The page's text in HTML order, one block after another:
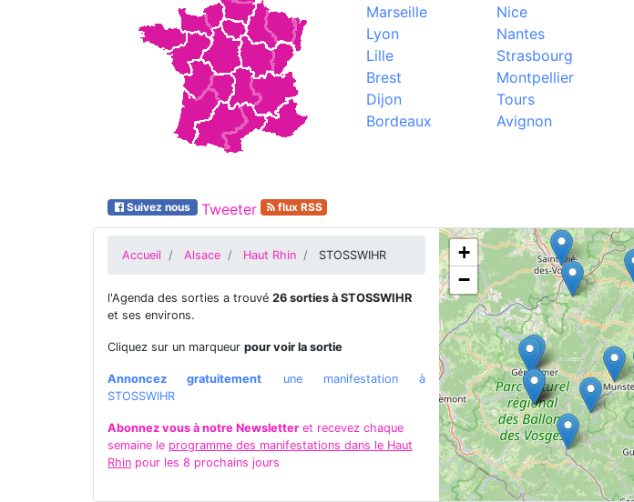
Marseille
Lyon
Lille
Brest
Dijon
Bordeaux
Nice
Nantes
Strasbourg
Montpellier
Tours
Avignon
Suivez nous Tweeter flux RSS
Accueil Alsace Haut Rhin STOSSWIHR
l'Agenda des sorties a trouvé 26 sorties à STOSSWIHR
et ses environs.
Cliquez sur un marqueur pour voir la sortie
Annoncez gratuitement une manifestation à
STOSSWIHR
Abonnez vous à notre Newsletter et recevez chaque
semaine le programme des manifestations dans le Haut
Rhin pour les 8 prochains jours
+
−